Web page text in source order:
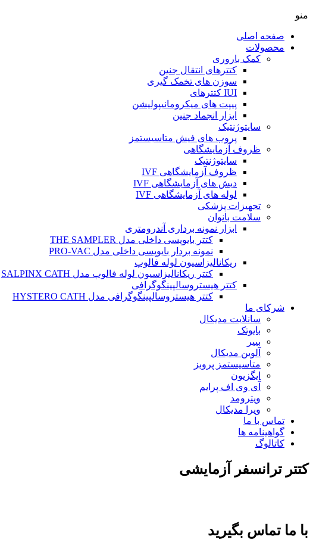
منو
صفحه اصلی
محصولات
کمک باروری
کتترهای انتقال جنین
سوزن های تخمک گیری
IUI کتترهای
پیپت های میکرومانیپولیشن
ابزار انجماد جنین
سایتوژنتیک
پروب های فیش متاسیستمز
ظروف آزمایشگاهی
سایتوژنتیک
ظروف آزمایشگاهی IVF
دیش های آزمایشگاهی IVF
لوله های آزمایشگاهی IVF
تجهیزات پزشکی
سلامت بانوان
ابزار نمونه برداری آندرومتری
کتتر بایوپسی داخلی مدل THE SAMPLER
نمونه بردار بایوپسی داخلی مدل PRO-VAC
ریکانالیزاسیون لوله فالوپ
کتتر ریکانالیزاسیون لوله فالوپ مدل SALPINX CATH
کتتر هیستروسالپینگوگرافی
کتتر هیستروسالپینگوگرافی مدل HYSTERO CATH
شرکای ما
سانلایت مدیکال
بایوتک
بییر
آلوین مدیکال
متاسیستمز پروبز
ایگزیون
آی وی اف پرایم
ویترومد
ویرا مدیکال
تماس با ما
گواهینامه ها
کاتالوگ
کتتر ترانسفر آزمایشی
با ما تماس بگیرید